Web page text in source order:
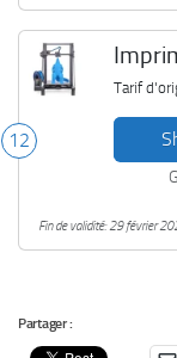
12
Tarif
Fin de validité: 29 février
Partager :